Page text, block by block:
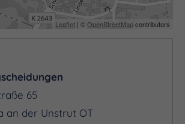
Leaflet | ©OpenStreetMapcontributors
65
an der Unstrut OT